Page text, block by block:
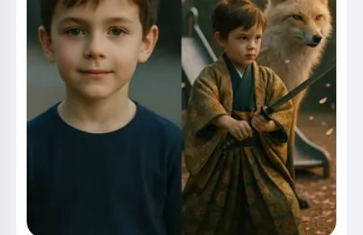
қабылдайсыз:
Қызмет көрсету шарттары,Құпиялылық
саясаты
Қайтару саясаты